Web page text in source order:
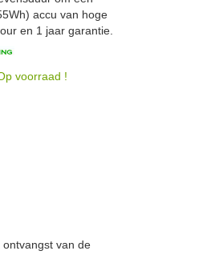
accu van hoge
en 1 jaar garantie.
voorraad !
van de